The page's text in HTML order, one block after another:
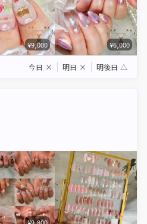
¥9,000 ¥6,000
今日 × 明日 × 明後日 △